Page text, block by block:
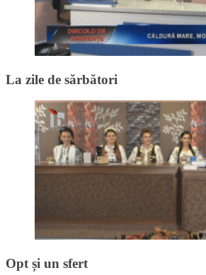
La zile de sărbători
Opt și un sfert